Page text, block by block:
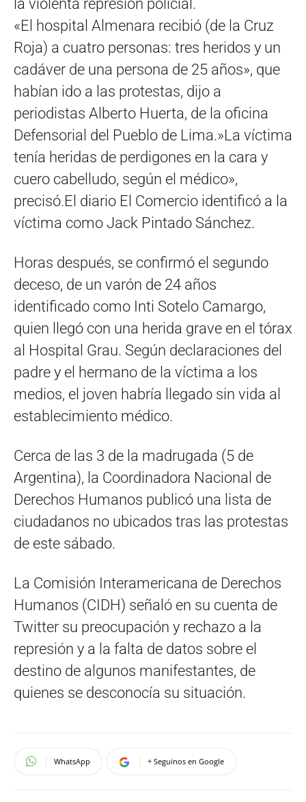
la violenta represión policial.
«El hospital Almenara recibió (de la Cruz
Roja) a cuatro personas: tres heridos y un
cadáver de una persona de 25 años», que
habían ido a las protestas, dijo a
periodistas Alberto Huerta, de la oficina
Defensorial del Pueblo de Lima.»La víctima
tenía heridas de perdigones en la cara y
cuero cabelludo, según el médico»,
precisó.El diario El Comercio identificó a la
víctima como Jack Pintado Sánchez.
Horas después, se confirmó el segundo
deceso, de un varón de 24 años
identificado como Inti Sotelo Camargo,
quien llegó con una herida grave en el tórax
al Hospital Grau. Según declaraciones del
padre y el hermano de la víctima a los
medios, el joven habría llegado sin vida al
establecimiento médico.
Cerca de las 3 de la madrugada (5 de
Argentina), la Coordinadora Nacional de
Derechos Humanos publicó una lista de
ciudadanos no ubicados tras las protestas
de este sábado.
La Comisión Interamericana de Derechos
Humanos (CIDH) señaló en su cuenta de
Twitter su preocupación y rechazo a la
represión y a la falta de datos sobre el
destino de algunos manifestantes, de
quienes se desconocía su situación.
WhatsApp + Seguinos en Google